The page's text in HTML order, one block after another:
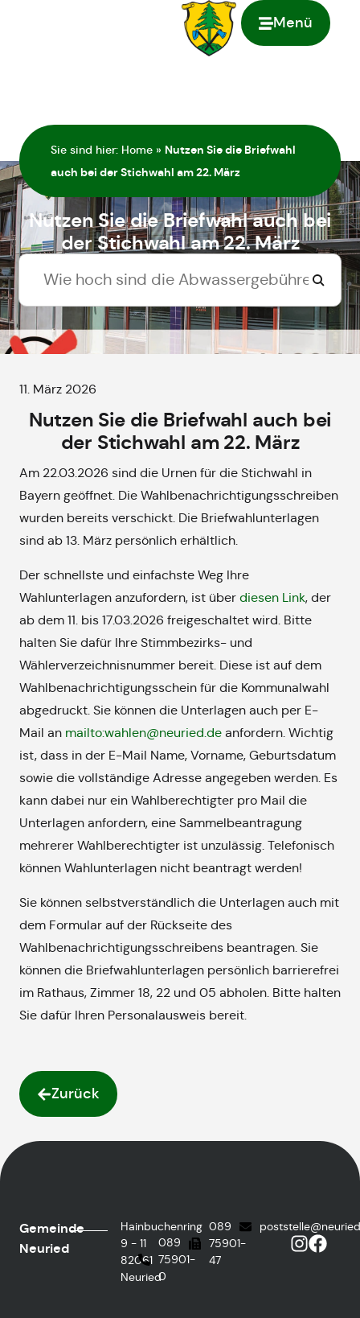
Menü
Sie sind hier: Home » Nutzen Sie die Briefwahl
auch bei der Stichwahl am 22. März
Nutzen Sie die Briefwahl auch bei
der Stichwahl am 22. März
11. März 2026
Nutzen Sie die Briefwahl auch bei
der Stichwahl am 22. März
Am 22.03.2026 sind die Urnen für die Stichwahl in
Bayern geöffnet. Die Wahlbenachrichtigungsschreiben
wurden bereits verschickt. Die Briefwahlunterlagen
sind ab 13. März persönlich erhältlich.
Der schnellste und einfachste Weg Ihre
Wahlunterlagen anzufordern, ist über diesen Link, der
ab dem 11. bis 17.03.2026 freigeschaltet wird. Bitte
halten Sie dafür Ihre Stimmbezirks- und
Wählerverzeichnisnummer bereit. Diese ist auf dem
Wahlbenachrichtigungsschein für die Kommunalwahl
abgedruckt. Sie können die Unterlagen auch per E-
Mail an mailto:wahlen@neuried.de anfordern. Wichtig
ist, dass in der E-Mail Name, Vorname, Geburtsdatum
sowie die vollständige Adresse angegeben werden. Es
kann dabei nur ein Wahlberechtigter pro Mail die
Unterlagen anfordern, eine Sammelbeantragung
mehrerer Wahlberechtigter ist unzulässig. Telefonisch
können Wahlunterlagen nicht beantragt werden!
Sie können selbstverständlich die Unterlagen auch mit
dem Formular auf der Rückseite des
Wahlbenachrichtigungsschreibens beantragen. Sie
können die Briefwahlunterlagen persönlich barrierefrei
im Rathaus, Zimmer 18, 22 und 05 abholen. Bitte halten
Sie dafür Ihren Personalausweis bereit.
Zurück
Gemeinde
Neuried
Hainbuchenring
9 - 11
82061
Neuried
089
75901-
0
089
75901-
47